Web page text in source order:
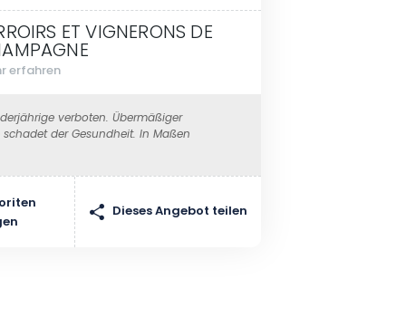
ET VIGNERONS DE
erfahren
verboten. Übermäßiger
der Gesundheit. In Maßen
Dieses Angebot teilen